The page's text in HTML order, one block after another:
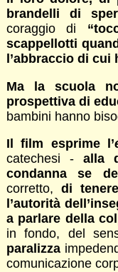
brandelli di
coraggio di
scappellotti
l’abbraccio di cui
Ma la scuola
prospettiva di
bambini hanno
Il film esprime l’
catechesi - alla
condanna se
corretto, di
l’autorità
a parlare della
in fondo, del
paralizza
comunicazione